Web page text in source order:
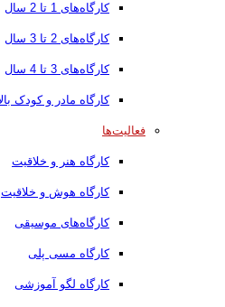
کارگاه‌های 1 تا 2 سال
کارگاه‌های 2 تا 3 سال
کارگاه‌های 3 تا 4 سال
کارگاه مادر و کودک بالای 4
فعالیت‌ها
کارگاه هنر و خلاقیت
کارگاه هوش و خلاقیت
کارگاه‌های موسیقی
کارگاه مسی پلی
کارگاه لگو آموزشی